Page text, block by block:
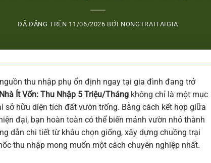
ĐÃ ĐĂNG TRÊN 11/06/2026 BỞI NONGTRAITAIGIA
thu nhập phụ ổn định ngay tại gia đình đang trở
Ít Vốn: Thu Nhập 5 Triệu/Tháng không chỉ là một mục
hữu diện tích đất vườn trống. Bằng cách kết hợp giữa
đại, bạn hoàn toàn có thể biến mảnh vườn nhỏ thành
dẫn chi tiết từ khâu chọn giống, xây dựng chuồng trại
thu nhập mong muốn một cách chuyên nghiệp nhất.